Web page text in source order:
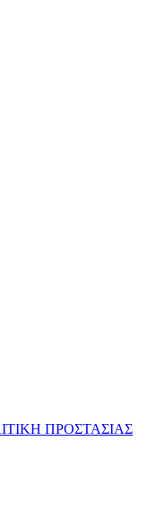
ΠΡΟΣΤΑΣΙΑΣ